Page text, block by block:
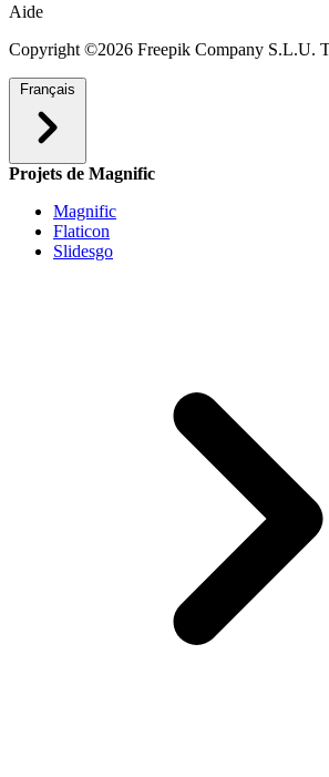
Aide
Copyright ©2026 Freepik Company S.L.U.
Français
Projets de Magnific
Magnific
Flaticon
Slidesgo